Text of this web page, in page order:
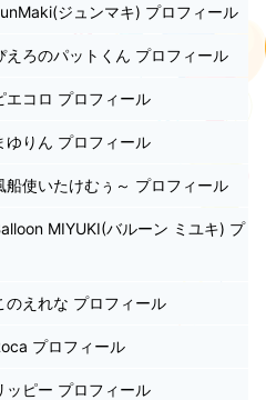
ジュンマキ) プロフィール
ろのパットくん プロフィール
エコロ プロフィール
ゆりん プロフィール
使いたけむぅ～ プロフィール
MIYUKI(バルーン ミユキ) プ
のえれな プロフィール
プロフィール
ッピー プロフィール